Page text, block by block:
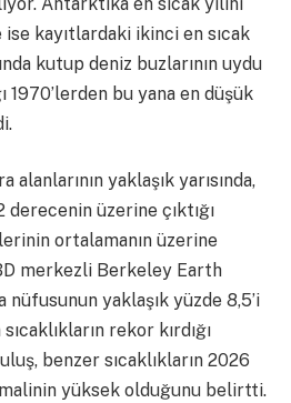
kayıtlardaki ikinci en sıcak
kutup deniz buzlarının uydu
1970’lerden bu yana en düşük
alanlarının yaklaşık yarısında,
derecenin üzerine çıktığı
ortalamanın üzerine
merkezli Berkeley Earth
nüfusunun yaklaşık yüzde 8,5’i
rekor kırdığı
benzer sıcaklıkların 2026
yüksek olduğunu belirtti.